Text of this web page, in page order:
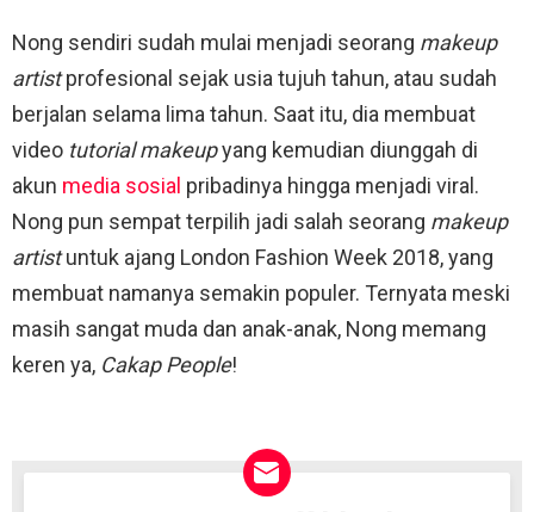
Nong sendiri sudah mulai menjadi seorang makeup
artistprofesional sejak usia tujuh tahun, atau sudah
berjalan selama lima tahun. Saat itu, dia membuat
video tutorial makeupyang kemudian diunggah di
akun media sosial pribadinya hingga menjadi viral.
Nong pun sempat terpilih jadi salah seorang makeup
artistuntuk ajang London Fashion Week 2018, yang
membuat namanya semakin populer. Ternyata meski
masih sangat muda dan anak-anak, Nong memang
keren ya, Cakap People!